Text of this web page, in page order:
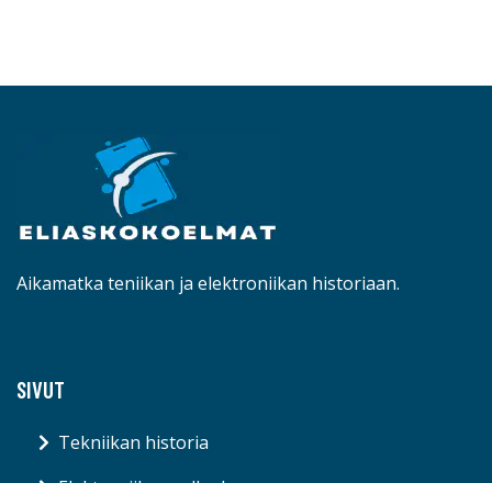
Aikamatka teniikan ja elektroniikan historiaan.
SIVUT
Tekniikan historia